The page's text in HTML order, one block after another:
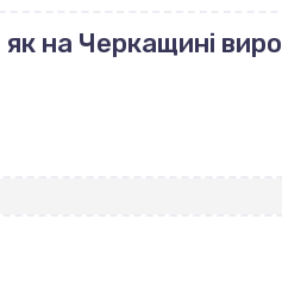
на Черкащині